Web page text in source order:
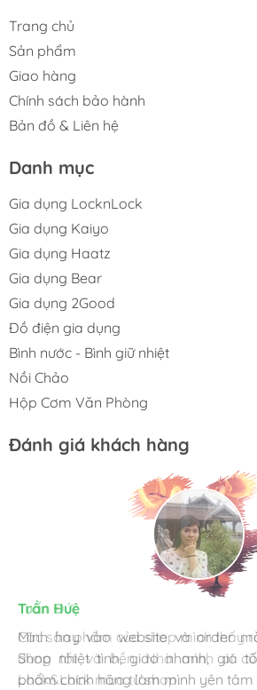
Trang chủ
Sản phẩm
Giao hàng
Chính sách bảo hành
Bản đồ & Liên hệ
Danh mục
Gia dụng LocknLock
Gia dụng Kaiyo
Gia dụng Haatz
Gia dụng Bear
Gia dụng 2Good
Đồ điện gia dụng
Bình nước - Bình giữ nhiệt
Nồi Chảo
Hộp Cơm Văn Phòng
Đánh giá khách hàng
Kim Chung
Mình thấy hài lòng với các
GiadungOnline.vn . Các sản phẩm
hãng, giá cũng được triết khấu tốt.
Tuấn Đức
Các sản phẩm của shop mình thấy
dùng tốt và bền. Nhà mình ai
Lock&Lock mua từ shop.
Trần Huệ
Mình hay vào website và order
Shop nhiệt tình, giao nhanh, giá
phẩm chính hãng làm mình yên tâm